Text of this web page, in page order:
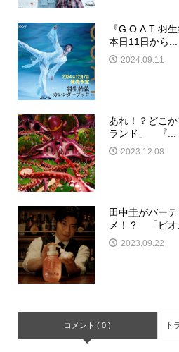
『G.O.A.T 羽
本日11日から...
2024.09.11
あれ！？どこ
ランド」 『...
2023.12.08
田中圭がバー
メ！？ 「ビオ
2023.09.22
コメント ( 0 ) ト